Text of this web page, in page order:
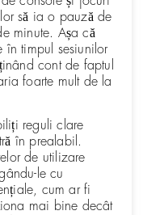
să ia o pauză de
minute. Așa că
în timpul sesiunilor
cont de faptul
foarte mult de la
reguli clare
în prealabil.
de utilizare
le cu
cum ar fi
mai bine decât